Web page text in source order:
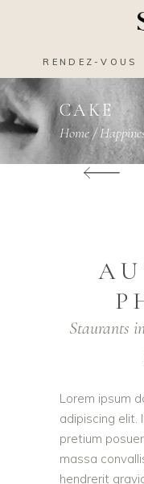
RENDEZ-VOUS
CAKE
Home/
Staurants
Lorem ipsum
adipiscing elit.
pretium
massa
hendrerit